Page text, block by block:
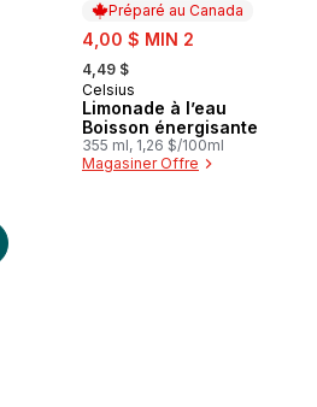
Préparé au Canada
sale:
4,00 $ MIN 2
, formerly:
4,49 $
Préparé au Canada
Celsius
Limonade à l’eau
Boisson énergisante
355 ml, 1,26 $/100ml
Magasiner Offre
Energy Drink, Sugarfree au panier